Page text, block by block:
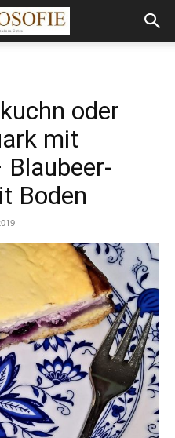
oder
mit
Blaubeer-
Boden